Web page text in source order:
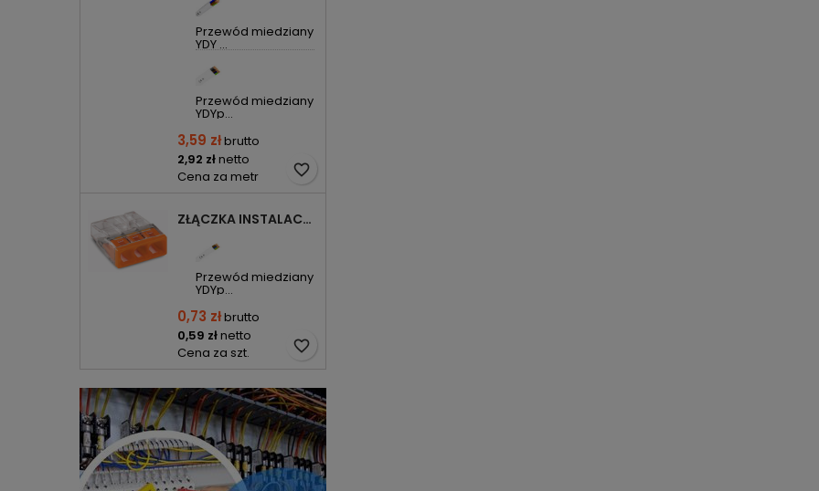
Przewód miedziany
YDY ...
Przewód miedziany
YDYp...
3,59 złbrutto
2,92 złnetto
Cena za metr
favorite_border
ZŁĄCZKA INSTALACYJNA 3X COMPACT POMARAŃCZOWA 2273-203 WAGO
Przewód miedziany
YDYp...
0,73 złbrutto
0,59 złnetto
Cena za szt.
favorite_border